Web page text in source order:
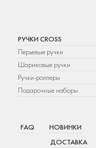
РУЧКИ CROSS
Перьевые ручки
Шариковые ручки
Ручки-роллеры
Подарочные наборы
FAQ НОВИНКИ
ДОСТАВКА